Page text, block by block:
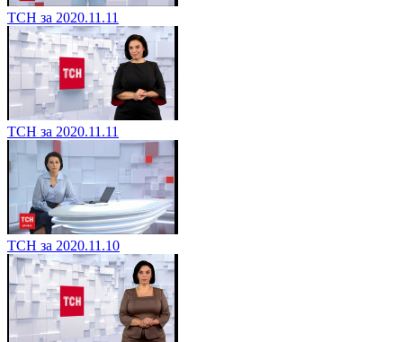
ТСН за 2020.11.11
ТСН за 2020.11.11
ТСН за 2020.11.10